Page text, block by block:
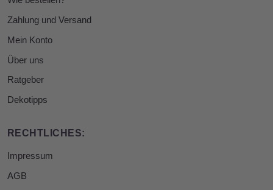
Zahlung und Versand
Mein Konto
Über uns
Ratgeber
Dekotipps
RECHTLICHES:
Impressum
AGB